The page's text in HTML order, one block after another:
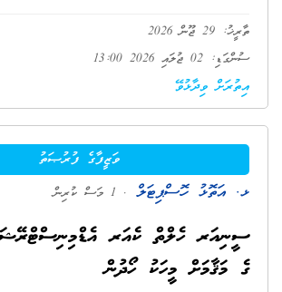
ތާރީޚު: 29 ޖޫން 2026
ސުންގަޑި: 02 ޖުލައި 2026 13:00
އިތުރަށް ވިދާޅުވޭ
ވަޒީފާގެ ފުރުޞަތު
ޅ. އަތޮޅު ހޮސްޕިޓަލް . 1 މަސް ކުރިން
ސީނިއަރ ހެލްތް ކެއަރ
ގެ މަޤާމަށް މީހަކު ހޯދުން